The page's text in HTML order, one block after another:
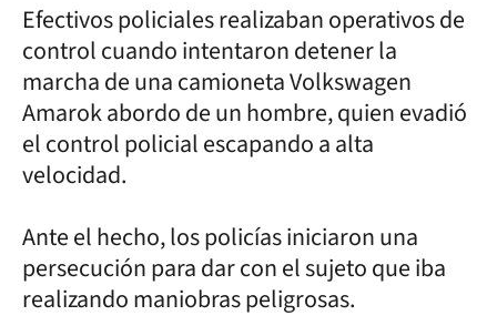
Efectivos policiales realizaban operativos de
control cuando intentaron detener la
marcha de una camioneta Volkswagen
Amarok abordo de un hombre, quien evadió
el control policial escapando a alta
velocidad.
Ante el hecho, los policías iniciaron una
persecución para dar con el sujeto que iba
realizando maniobras peligrosas.